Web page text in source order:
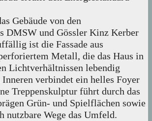
Gebäude von den
DMSW und Gössler Kinz Kerber
ist die Fassade aus
Metall, die das Haus in
Lichtverhältnissen lebendig
verbindet ein helles Foyer
Treppenskulptur führt durch das
Grün- und Spielflächen sowie
nutzbare Wege das Umfeld.